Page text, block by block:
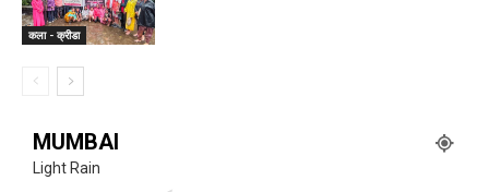
कला - क्रीडा
MUMBAI
Light Rain